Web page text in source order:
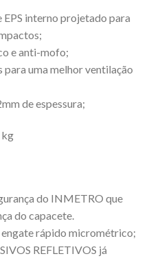
interno projetado para
e anti-mofo;
para uma melhor ventilação
de espessura;
kg
do INMETRO que
do capacete.
rápido micrométrico;
REFLETIVOS já